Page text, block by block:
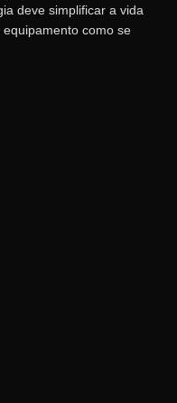
deve simplificar a vida
como se